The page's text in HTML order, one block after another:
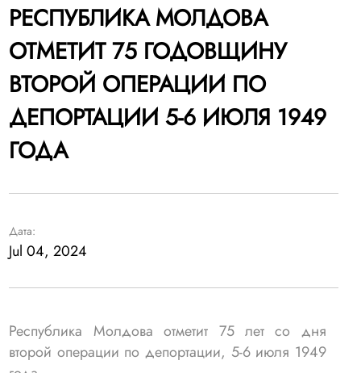
РЕСПУБЛИКА МОЛДОВА
ОТМЕТИТ 75 ГОДОВЩИНУ
ВТОРОЙ ОПЕРАЦИИ ПО
ДЕПОРТАЦИИ 5-6 ИЮЛЯ 1949
ГОДА
Дата:
Jul 04, 2024
Республика Молдова отметит 75 лет со дня
второй операции по депортации, 5-6 июля 1949